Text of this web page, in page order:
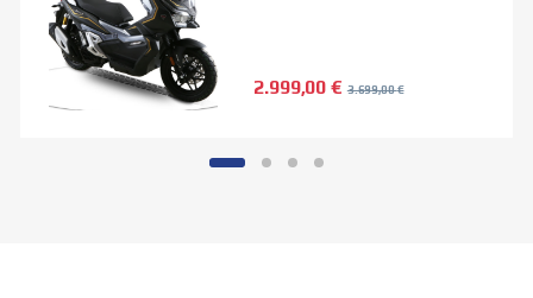
2.999,00€ 3.699,00€